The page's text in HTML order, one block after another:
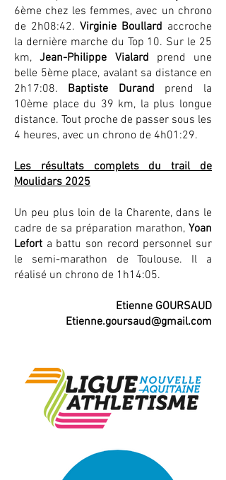
6ème chez les femmes, avec un chrono
de 2h08:42. Virginie Boullard accroche
la dernière marche du Top 10. Sur le 25
km, Jean-Philippe Vialard prend une
belle 5ème place, avalant sa distance en
2h17:08. Baptiste Durand prend la
10ème place du 39 km, la plus longue
distance. Tout proche de passer sous les
4 heures, avec un chrono de 4h01:29.
Les résultats complets du trail de
Moulidars 2025
Un peu plus loin de la Charente, dans le
cadre de sa préparation marathon, Yoan
Lefort a battu son record personnel sur
le semi-marathon de Toulouse. Il a
réalisé un chrono de 1h14:05.
Etienne GOURSAUD
Etienne.goursaud@gmail.com